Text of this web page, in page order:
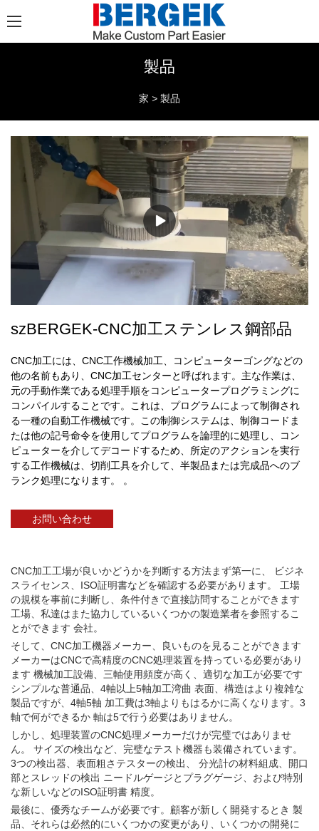
製品
家 > 製品
szBERGEK-CNC加工ステンレス鋼部品
CNC加工には、CNC工作機械加工、コンピューターゴングなどの
他の名前もあり、CNC加工センターと呼ばれます。主な作業は、
元の手動作業である処理手順をコンピュータープログラミングに
コンパイルすることです。これは、プログラムによって制御され
る一種の自動工作機械です。この制御システムは、制御コードま
たは他の記号命令を使用してプログラムを論理的に処理し、コン
ピューターを介してデコードするため、所定のアクションを実行
する工作機械は、切削工具を介して、半製品または完成品へのブ
ランク処理になります。 。
お問い合わせ
CNC加工工場が良いかどうかを判断する方法まず第一に、 ビジネ
スライセンス、ISO証明書などを確認する必要があります。 工場
の規模を事前に判断し、条件付きで直接訪問することができます
工場、私達はまた協力しているいくつかの製造業者を参照するこ
とができます 会社。
そして、CNC加工機器メーカー、良いものを見ることができます
メーカーはCNCで高精度のCNC処理装置を持っている必要があり
ます 機械加工設備、三軸使用頻度が高く、適切な加工が必要です
シンプルな普通品、4軸以上5軸加工湾曲 表面、構造はより複雑な
製品ですが、4軸5軸 加工費は3軸よりもはるかに高くなります。3
軸で何ができるか 軸は5で行う必要はありません。
しかし、処理装置のCNC処理メーカーだけが完璧ではありませ
ん。 サイズの検出など、完璧なテスト機器も装備されています。
3つの検出器、表面粗さテスターの検出、 分光計の材料組成、開口
部とスレッドの検出 ニードルゲージとプラグゲージ、および特別
な新しいなどのISO証明書 精度。
最後に、優秀なチームが必要です。顧客が新しく開発するとき 製
品、それらは必然的にいくつかの変更があり、いくつかの開発に